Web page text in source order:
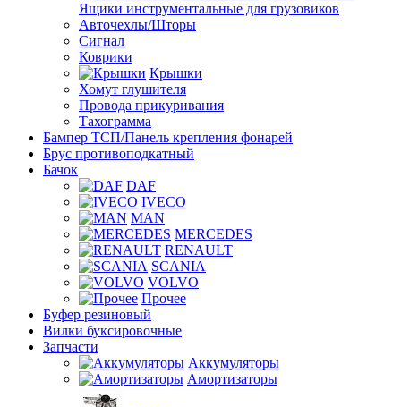
Ящики инструментальные для грузовиков
Авточехлы/Шторы
Сигнал
Коврики
Крышки
Хомут глушителя
Провода прикуривания
Тахограмма
Бампер ТСП/Панель крепления фонарей
Брус противоподкатный
Бачок
DAF
IVECO
MAN
MERCEDES
RENAULT
SCANIA
VOLVO
Прочее
Буфер резиновый
Вилки буксировочные
Запчасти
Аккумуляторы
Амортизаторы